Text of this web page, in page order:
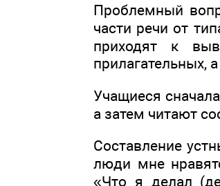
Проблемный
части речи от
приходят к
прилагательных,
Учащиеся
а затем читают
Составление
люди мне
«Что я делал